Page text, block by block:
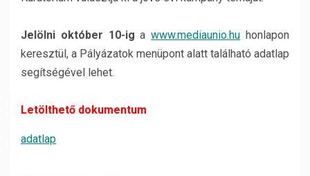
Jelölni október 10-ig awww.mediaunio.hu honlapon
keresztül, a Pályázatok menüpont alatt található adatlap
segítségével lehet.
Letölthető dokumentum
adatlap